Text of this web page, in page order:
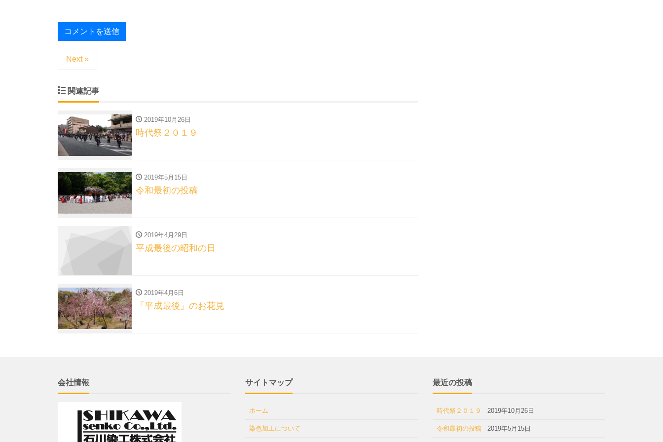
Next »
関連記事
2019年10月26日
時代祭２０１９
2019年5月15日
令和最初の投稿
2019年4月29日
平成最後の昭和の日
2019年4月6日
「平成最後」のお花見
会社情報 サイトマップ
ホーム
染色加工について
最近の投稿
時代祭２０１９ 2019年10月26日
令和最初の投稿 2019年5月15日